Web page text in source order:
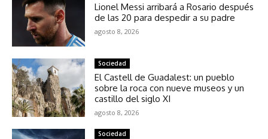
Lionel Messi arribará a Rosario después
de las 20 para despedir a su padre
agosto 8, 2026
Sociedad
El Castell de Guadalest: un pueblo
sobre la roca con nueve museos y un
castillo del siglo XI
agosto 8, 2026
Sociedad